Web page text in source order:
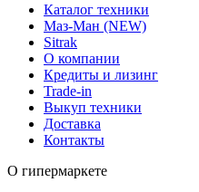
Каталог техники
Маз-Ман (NEW)
Sitrak
О компании
Кредиты и лизинг
Trade-in
Выкуп техники
Доставка
Контакты
О гипермаркете